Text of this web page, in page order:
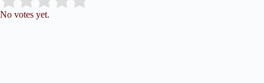
No votes yet.